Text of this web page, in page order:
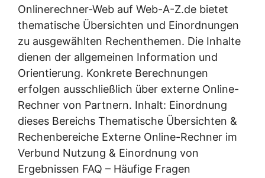
Onlinerechner-Web auf Web-A-Z.de bietet
thematische Übersichten und Einordnungen
zu ausgewählten Rechenthemen. Die Inhalte
dienen der allgemeinen Information und
Orientierung. Konkrete Berechnungen
erfolgen ausschließlich über externe Online-
Rechner von Partnern. Inhalt: Einordnung
dieses Bereichs Thematische Übersichten &
Rechenbereiche Externe Online-Rechner im
Verbund Nutzung & Einordnung von
Ergebnissen FAQ – Häufige Fragen